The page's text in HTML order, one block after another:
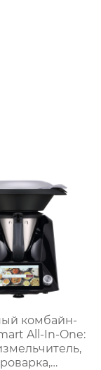
комбайн-
All-In-One: